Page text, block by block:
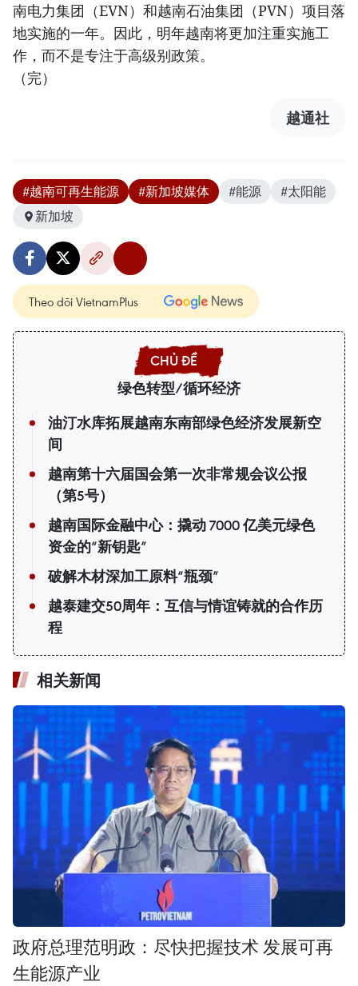
南电力集团（EVN）和越南石油集团（PVN）项目落
地实施的一年。因此，明年越南将更加注重实施工
作，而不是专注于高级别政策。
（完）
越通社
#越南可再生能源 #新加坡媒体 #能源
#太阳能
新加坡
Theo dõi VietnamPlus
绿色转型/循环经济
油汀水库拓展越南东南部绿色经济发展新空
间
越南第十六届国会第一次非常规会议公报
（第5号）
越南国际金融中心：撬动 7000 亿美元绿色
资金的“新钥匙”
破解木材深加工原料“瓶颈”
越泰建交50周年：互信与情谊铸就的合作历
程
相关新闻
政府总理范明政：尽快把握技术 发展可再
生能源产业